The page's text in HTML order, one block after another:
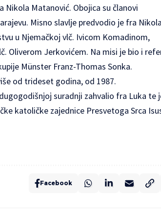
Nikola Matanović. Obojica su članovi
Misno slavlje predvodio je fra
u Njemačkoj vlč. Ivicom Komadinom,
Oliverom Jerkovićem. Na misi je bio i
Münster Franz-Thomas Sonka.
od trideset godina, od 1987.
suradnji zahvalio fra Luka te
katoličke zajednice Presvetoga Srca
Facebook